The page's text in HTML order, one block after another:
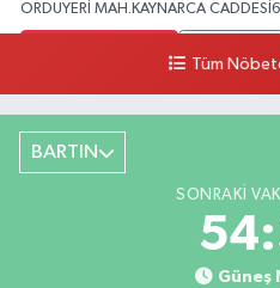
ORDUYERİ MAH.KAYNARCA
Şiremirçavuş Mahallesi, Kırıkçı Zeliha
0 (378) 227 85 45
Tüm
BARTIN
SONRAKI
Güneş